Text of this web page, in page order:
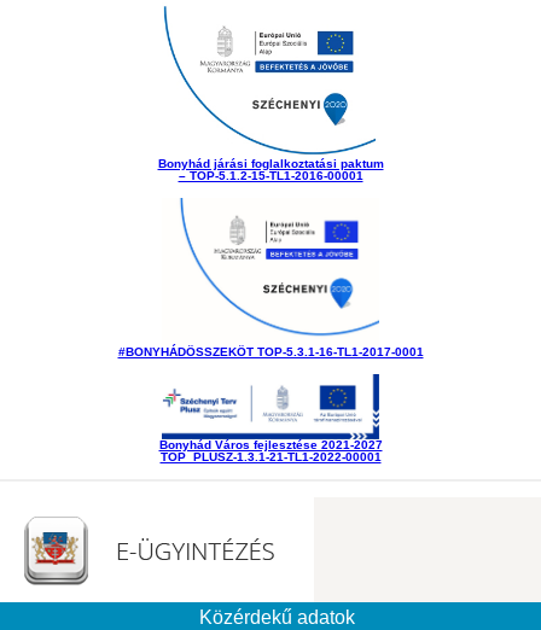
Bonyhád járási foglalkoztatási paktum
– TOP-5.1.2-15-TL1-2016-00001
#BONYHÁDÖSSZEKÖT TOP-5.3.1-16-TL1-2017-0001
Bonyhád Város fejlesztése 2021-2027
TOP_PLUSZ-1.3.1-21-TL1-2022-00001
Közérdekű adatok